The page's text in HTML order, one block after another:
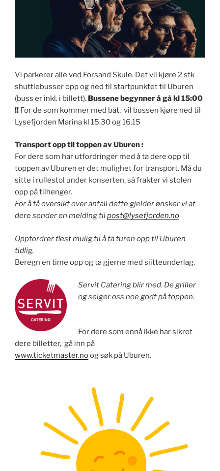
Vi parkerer alle ved Forsand Skule. Det vil kjøre 2 stk
shuttlebusser opp og ned til startpunktet til Uburen
(buss er inkl. i billett). Bussene begynner å gå kl 15:00
!! For de som kommer med båt, vil bussen kjøre ned til
Lysefjorden Marina kl 15.30 og 16.15
Transport opp til toppen av Uburen :
For dere som har utfordringer med å ta dere opp til
toppen av Uburen er det mulighet for transport. Må du
sitte i rullestol under konserten, så frakter vi stolen
opp på tilhenger.
For å få oversikt over antall dette gjelder ønsker vi at
dere sender en melding tilpost@lysefjorden.no
Oppfordrer flest mulig til å ta turen opp til Uburen
tidlig.
Beregn en time opp og ta gjerne med siitteunderlag.
Servit Catering blir med. De griller
og selger oss noe godt på toppen.
For dere som ennå ikke har sikret
dere billetter, gå inn på
www.ticketmaster.noog søk på Uburen.